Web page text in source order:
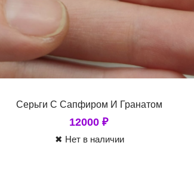
Серьги С Сапфиром И Гранатом
12000₽
✖ Нет в наличии